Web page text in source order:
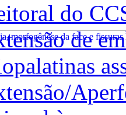
do
de